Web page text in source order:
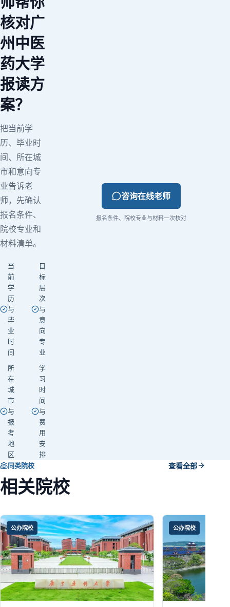
核对广
州中医
药大学
报读方
案？
把当前学
历、毕业时
间、所在城
市和意向专
业告诉老
师，先确认
报名条件、
院校专业和
材料清单。
当
前
学
历
与
毕
业
时
间
目
标
层
次
与
意
向
专
业
所
在
城
市
与
报
考
地
区
学
习
时
间
与
费
用
安
排
咨询在线老师
报名条件、院校专业与材料一次核对
同类院校
相关院校
查看全部
公办院校 公办院校